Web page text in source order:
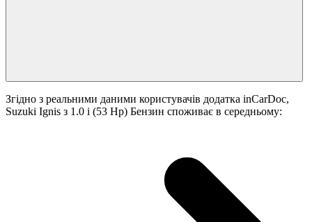
Згідно з реальними даними користувачів додатка inCarDoc,
Suzuki Ignis з 1.0 i (53 Hp) Бензин споживає в середньому: